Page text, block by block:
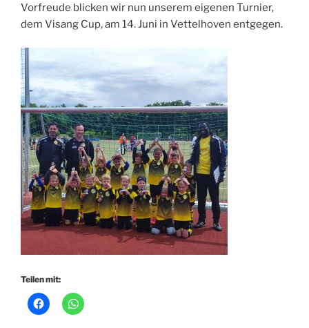
Vorfreude blicken wir nun unserem eigenen Turnier,
dem Visang Cup, am 14. Juni in Vettelhoven entgegen.
Teilen mit: